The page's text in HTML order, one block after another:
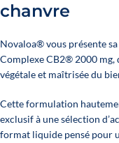
chanvre
Novaloa® vous présente
Complexe CB2® 2000 mg,
végétale et maîtrisée du
Cette formulation
exclusif à une sélection
format liquide pensé pour